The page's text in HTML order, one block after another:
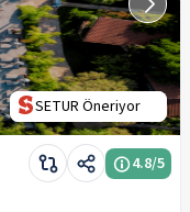
SETUR Öneriyor
4.8/5